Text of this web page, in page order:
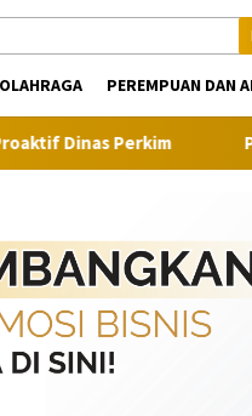
OLAHRAGA PEREMPUAN DAN
Pilot Project, Kementerian